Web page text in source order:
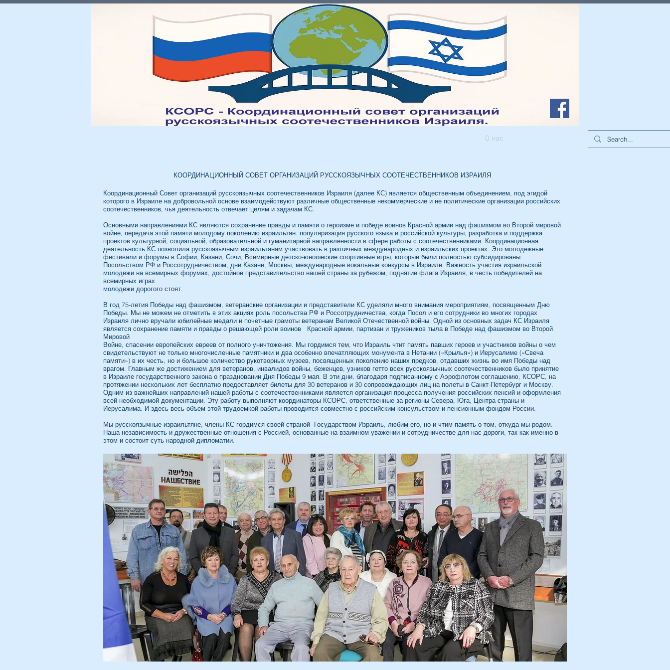
О нас
КООРДИНАЦИОННЫЙ СОВЕТ ОРГАНИЗАЦИЙ РУССКОЯЗЫЧНЫХ СООТЕЧЕСТВЕННИКОВ ИЗРАИЛЯ
Координационный Совет организаций русскоязычных соотечественников Израиля (далее КС) является общественным объединением, под эгидой
которого в Израиле на добровольной основе взаимодействуют различные общественные некоммерческие и не политические организации российских
соотечественников, чья деятельность отвечает целям и задачам КС.
Основными направлениями КС являются сохранение правды и памяти о героизме и победе воинов Красной армии над фашизмом во Второй мировой
войне, передача этой памяти молодому поколению израильтян. популяризация русского языка и российской культуры, разработка и поддержка
проектов культурной, социальной, образовательной и гуманитарной направленности в сфере работы с соотечественниками. Координационная
деятельность КС позволила русскоязычным израильтянам участвовать в различных международных и израильских проектах. Это молодежные
фестивали и форумы в Софии, Казани, Сочи, Всемирные детско-юношеские спортивные игры, которые были полностью субсидированы
Посольством РФ и Россотрудничеством, дни Казани, Москвы, международные вокальные конкурсы в Израиле. Важность участия израильской
молодежи на всемирных форумах, достойное представительство нашей страны за рубежом, поднятие флага Израиля, в честь победителей на
всемирных играх
молодежи дорогого стоят.
В год 75-летия Победы над фашизмом, ветеранские организации и представители КС уделяли много внимания мероприятиям, посвященным Дню
Победы. Мы не можем не отметить в этих акциях роль посольства РФ и Россотрудничества, когда Посол и его сотрудники во многих городах
Израиля лично вручали юбилейные медали и почетные грамоты ветеранам Великой Отечественной войны. Одной из основных задач КС Израиля
является сохранение памяти и правды о решающей роли воинов Красной армии, партизан и тружеников тыла в Победе над фашизмом во Второй
Мировой
Войне, спасении европейских евреев от полного уничтожения. Мы гордимся тем, что Израиль чтит память павших героев и участников войны о чем
свидетельствуют не только многочисленные памятники и два особенно впечатляющих монумента в Нетании («Крылья») и Иерусалиме («Свеча
памяти») в их честь, но и большое количество рукотворных музеев, посвященных поколению наших предков, отдавших жизнь во имя Победы над
врагом. Главным же достижением для ветеранов, инвалидов войны, беженцев, узников гетто всех русскоязычных соотечественников было принятие
в Израиле государственного закона о праздновании Дня Победы 9 мая. В эти дни, благодаря подписанному с Аэрофлотом соглашению, КСОРС, на
протяжении нескольких лет бесплатно предоставляет билеты для 30 ветеранов и 30 сопровождающих лиц на полеты в Санкт-Петербург и Москву.
Одним из важнейших направлений нашей работы с соотечественниками является организация процесса получения российских пенсий и оформления
всей необходимой документации. Эту работу выполняют координаторы КСОРС, ответственные за регионы Севера, Юга, Центра страны и
Иерусалима. И здесь весь объем этой трудоемкой работы проводится совместно с российским консульством и пенсионным фондом России.
Мы русскоязычные израильтяне, члены КС гордимся своей страной -Государством Израиль, любим его, но и чтим память о том, откуда мы родом.
Наша независимость и дружественные отношения с Россией, основанные на взаимном уважении и сотрудничестве для нас дороги, так как именно в
этом и состоит суть народной дипломатии.